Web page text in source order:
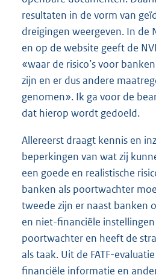
resultaten in de vorm van
dreigingen weergeven. In de
en op de website geeft de
«waar de risico’s voor
zijn en er dus andere
genomen». Ik ga voor de
dat hierop wordt gedoeld.
Allereerst draagt kennis en
beperkingen van wat zij
een goede en realistische
banken als poortwachter
tweede zijn er naast banken
en niet-financiële
poortwachter en heeft de
als taak. Uit de FATF-
financiële informatie en